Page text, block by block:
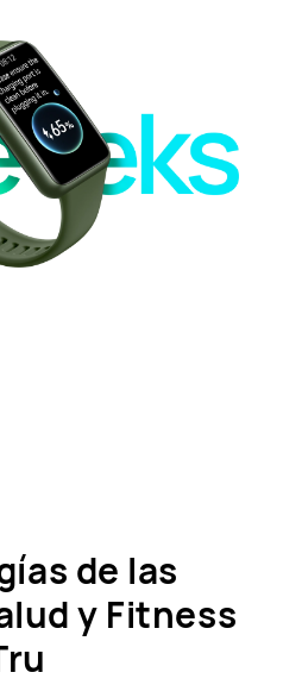
de las
y Fitness